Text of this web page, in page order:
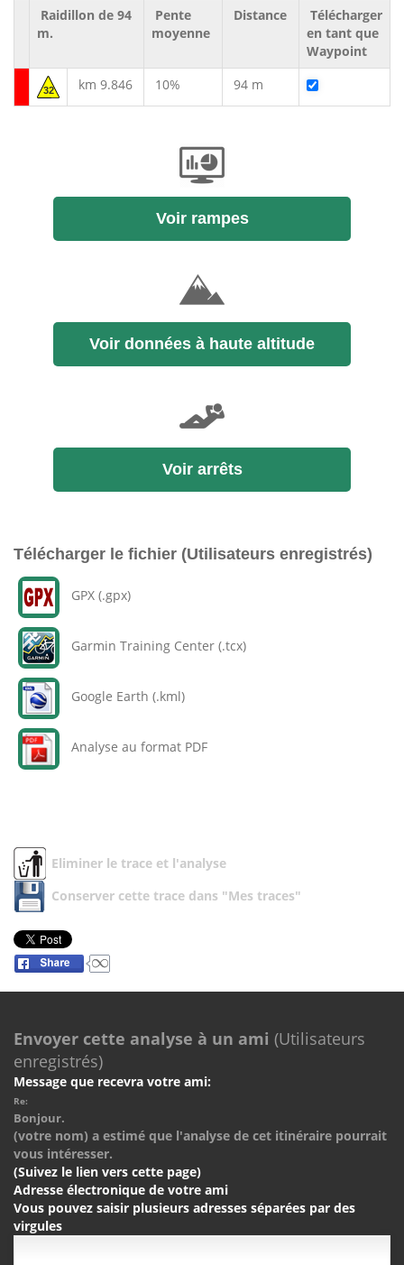
Raidillon de 94
m.
Pente
moyenne
Distance
Télécharger
en tant que
Waypoint
32 km 9.846 10% 94 m
Voir rampes
Voir données à haute altitude
Voir arrêts
Télécharger le fichier (Utilisateurs enregistrés)
GPX (.gpx)
Garmin Training Center (.tcx)
Google Earth (.kml)
Analyse au format PDF
Eliminer le trace et l'analyse
Conserver cette trace dans "Mes traces"
Envoyer cette analyse à un ami (Utilisateurs
enregistrés)
Message que recevra votre ami:
Re:
Bonjour.
(votre nom) a estimé que l'analyse de cet itinéraire pourrait
vous intéresser.
(Suivez le lien vers cette page)
Adresse électronique de votre ami
Vous pouvez saisir plusieurs adresses séparées par des
virgules